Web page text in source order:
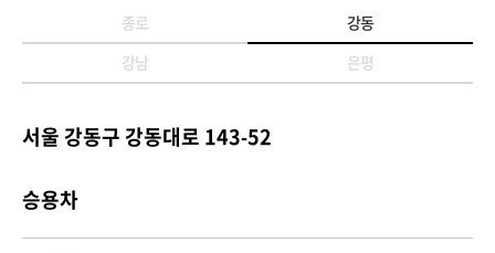
종로 강동
강남 은평
서울 강동구 강동대로 143-52
승용차